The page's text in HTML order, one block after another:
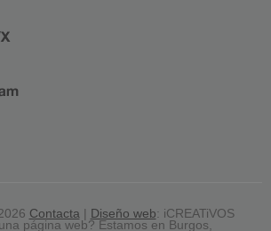
Contacta| Diseño web: iCREATiVOS
página web? Estamos en Burgos,